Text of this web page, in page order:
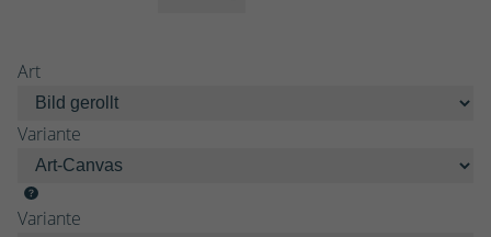
Art
Variante
Variante